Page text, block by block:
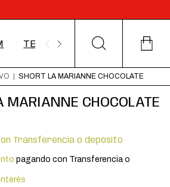
TEJIDOS ACCESORIOS
SHORT LA MARIANNE CHOCOLATE
MARIANNE CHOCOLATE
Transferencia o depósito
pagando con Transferencia o